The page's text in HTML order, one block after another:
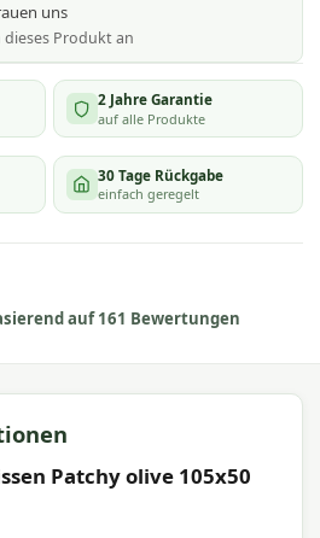
uns
dieses Produkt an
2 Jahre Garantie
auf alle Produkte
30 Tage Rückgabe
einfach geregelt
auf 161 Bewertungen
Patchy olive 105x50